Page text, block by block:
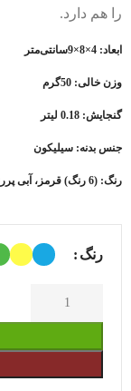
را هم دارد.
ابعاد: 4×8×9سانتی‌متر
وزن خالی: 50گرم
گنجایش: 0.18 لیتر
جنس بدنه: سیلیکون
رنگ: (6 رنگ) قرمز، آبی پررنگ، نارنجی، زرد، سرخابی و سبز
رنگ